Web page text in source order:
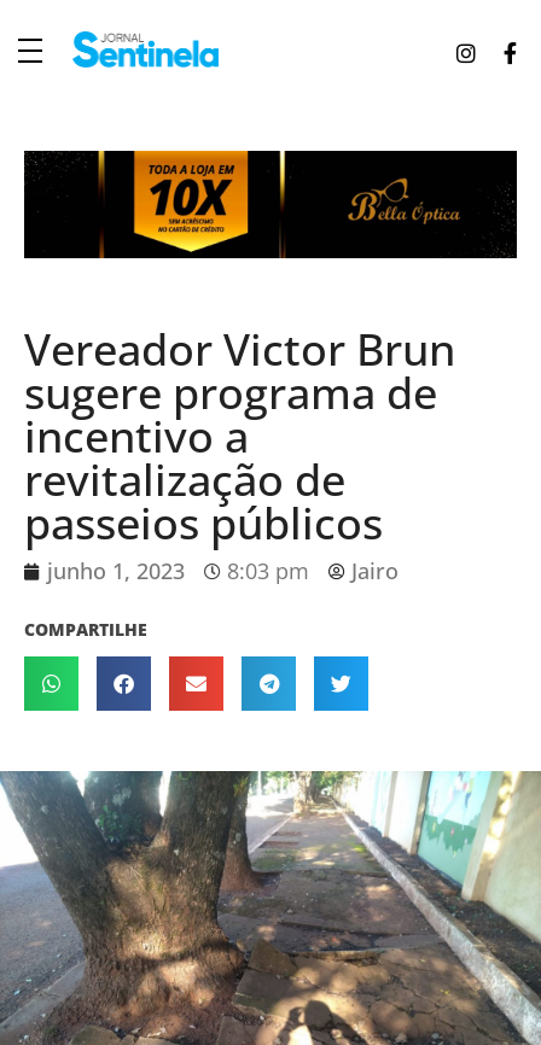
Vereador Victor Brun
sugere programa de
incentivo a
revitalização de
passeios públicos
junho 1, 2023 8:03 pm Jairo
COMPARTILHE